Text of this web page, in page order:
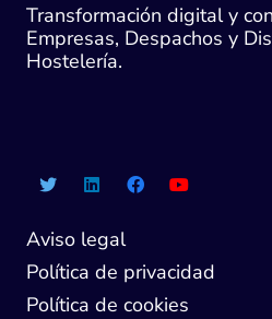
Transformación digital y
Empresas, Despachos y
Hostelería.
Aviso legal
Política de privacidad
Política de cookies